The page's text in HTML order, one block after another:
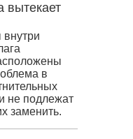
вытекает
внутри
в
не подлежат
заменить.